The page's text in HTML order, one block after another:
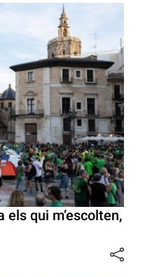
els qui m’escolten,